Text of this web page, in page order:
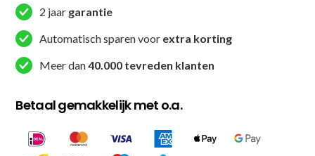
2 jaar garantie
Automatisch sparen voor extra korting
Meer dan40.000 tevreden klanten
Betaal gemakkelijk met o.a.